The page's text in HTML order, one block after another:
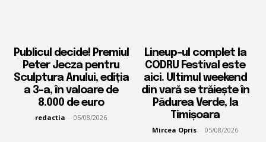
Publicul decide! Premiul
Peter Jecza pentru
Sculptura Anului, ediția
a 3-a, în valoare de
8.000 de euro
redactia - 05/08/2026
Lineup-ul complet la
CODRU Festival este
aici. Ultimul weekend
din vară se trăiește în
Pădurea Verde, la
Timișoara
Mircea Opris - 05/08/2026